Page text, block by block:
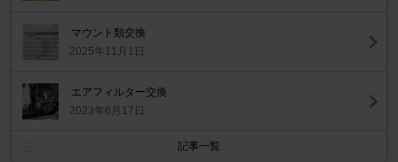
マウント類交換
2025年11月1日
エアフィルター交換
2023年6月17日
記事一覧